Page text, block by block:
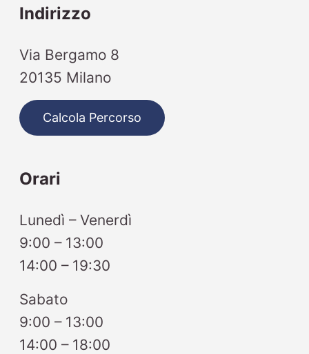
Indirizzo
Via Bergamo 8
20135 Milano
Calcola Percorso
Orari
Lunedì – Venerdì
9:00 – 13:00
14:00 – 19:30
Sabato
9:00 – 13:00
14:00 – 18:00